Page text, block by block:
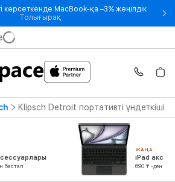
көрсеткенде MacBook-қа –3% жеңілдік
Толығырақ- Студенттік билетті
Klipsch Detroit портативті үндеткіші,
бастап
ЖАҢА
iPad
690 ₸ -ден